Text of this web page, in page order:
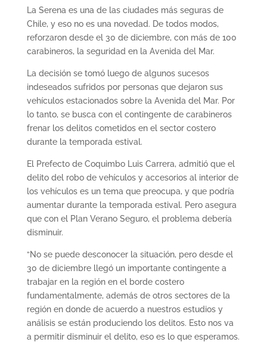
La Serena es una de las ciudades más seguras de
Chile, y eso no es una novedad. De todos modos,
reforzaron desde el 30 de diciembre, con más de 100
carabineros, la seguridad en la Avenida del Mar.
La decisión se tomó luego de algunos sucesos
indeseados sufridos por personas que dejaron sus
vehículos estacionados sobre la Avenida del Mar. Por
lo tanto, se busca con el contingente de carabineros
frenar los delitos cometidos en el sector costero
durante la temporada estival.
El Prefecto de Coquimbo Luis Carrera, admitió que el
delito del robo de vehículos y accesorios al interior de
los vehículos es un tema que preocupa, y que podría
aumentar durante la temporada estival. Pero asegura
que con el Plan Verano Seguro, el problema debería
disminuir.
“No se puede desconocer la situación, pero desde el
30 de diciembre llegó un importante contingente a
trabajar en la región en el borde costero
fundamentalmente, además de otros sectores de la
región en donde de acuerdo a nuestros estudios y
análisis se están produciendo los delitos. Esto nos va
a permitir disminuir el delito, eso es lo que esperamos.